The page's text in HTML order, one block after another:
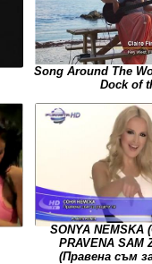
Song Around The
Dock of
SONYA NEMSKA
PRAVENA SAM
(Правена съм